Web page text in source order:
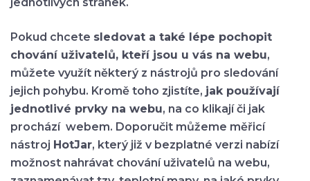
jednotlivých stránek.
Pokud chcete sledovat a také lépe pochopit
chování uživatelů, kteří jsou u vás na webu,
můžete využít některý z nástrojů pro sledování
jejich pohybu. Kromě toho zjistíte, jak používají
jednotlivé prvky na webu, na co klikají či jak
prochází webem. Doporučit můžeme měřicí
nástroj HotJar, který již v bezplatné verzi nabízí
možnost nahrávat chování uživatelů na webu,